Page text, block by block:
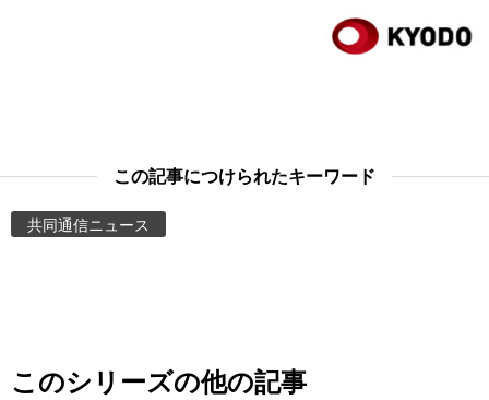
People
この記事につけられたキーワード
共同通信ニュース
このシリーズの他の記事